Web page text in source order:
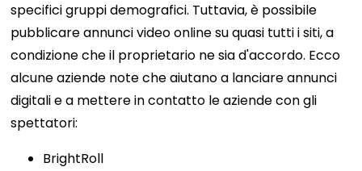
specifici gruppi demografici. Tuttavia, è possibile
pubblicare annunci video online su quasi tutti i siti, a
condizione che il proprietario ne sia d'accordo. Ecco
alcune aziende note che aiutano a lanciare annunci
digitali e a mettere in contatto le aziende con gli
spettatori:
BrightRoll